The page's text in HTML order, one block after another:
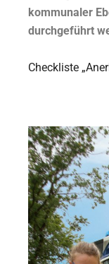
kommunaler
durchgeführt
Checkliste